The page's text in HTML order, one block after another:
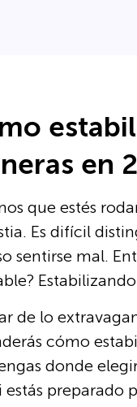
en
que estés
Es difícil
sentirse mal.
de lo
cómo
donde
estás preparado